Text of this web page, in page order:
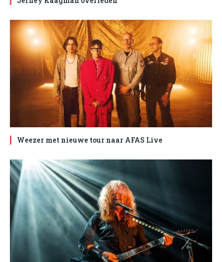
Weezer met nieuwe tour naar AFAS Live